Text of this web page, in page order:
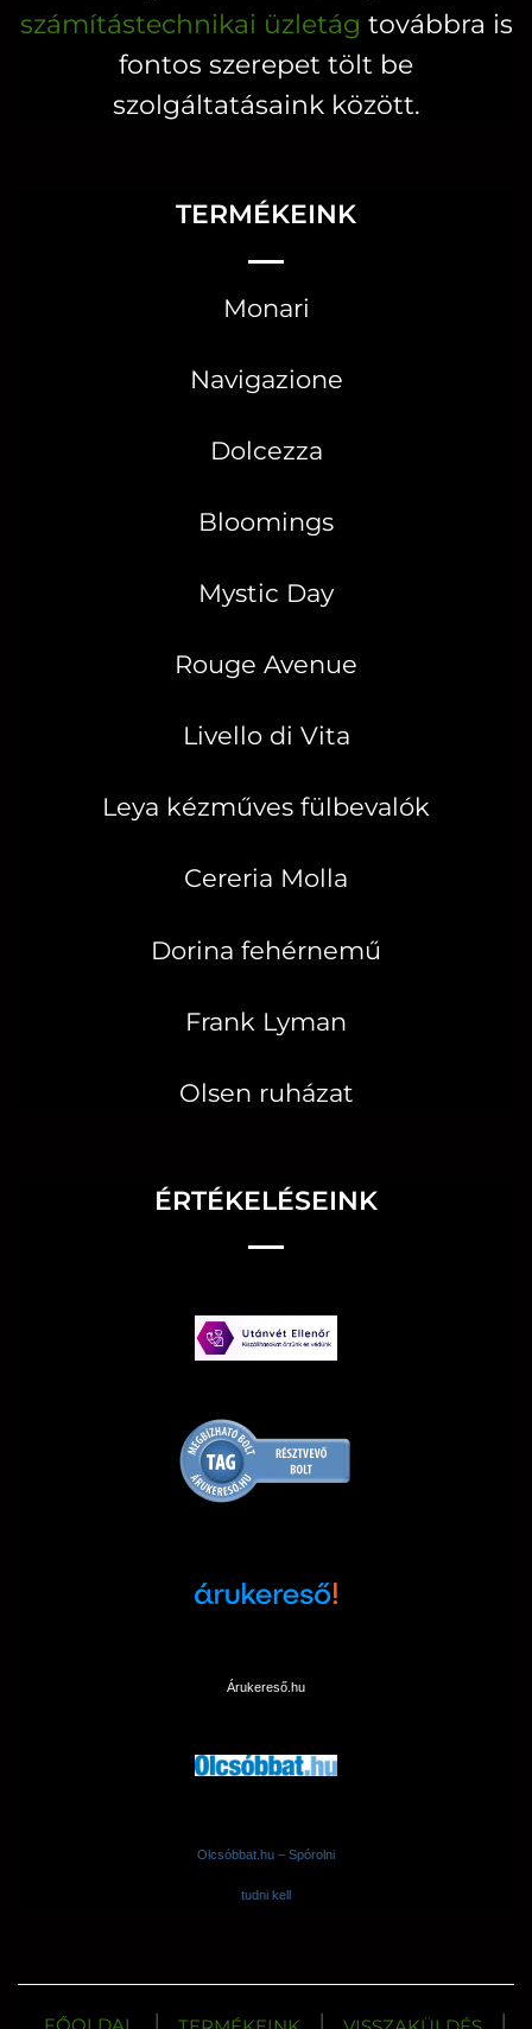
számítástechnikai üzletág továbbra is
fontos szerepet tölt be
szolgáltatásaink között.
TERMÉKEINK
Monari
Navigazione
Dolcezza
Bloomings
Mystic Day
Rouge Avenue
Livello di Vita
Leya kézműves fülbevalók
Cereria Molla
Dorina fehérnemű
Frank Lyman
Olsen ruházat
ÉRTÉKELÉSEINK
Árukereső.hu
Olcsóbbat.hu – Spórolni
tudni kell